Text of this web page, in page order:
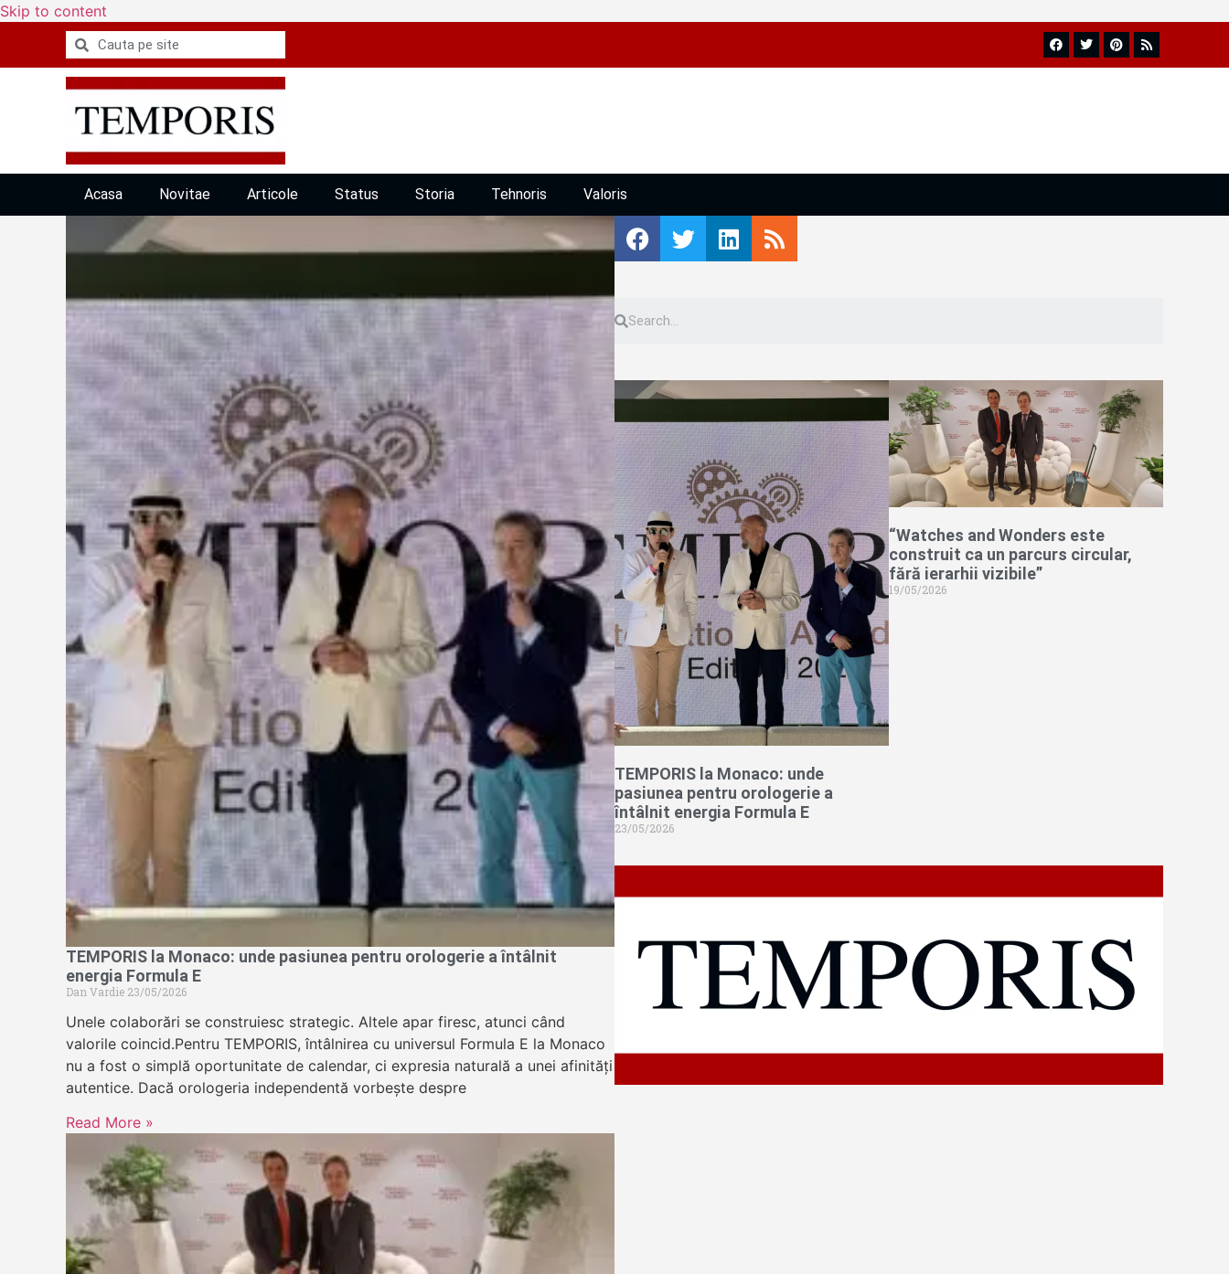
Skip to content
Acasa Novitae Articole Status Storia Tehnoris Valoris
TEMPORIS la Monaco: unde pasiunea pentru orologerie a întâlnit
energia Formula E
Dan Vardie 23/05/2026
Unele colaborări se construiesc strategic. Altele apar firesc, atunci când
valorile coincid.Pentru TEMPORIS, întâlnirea cu universul Formula E la Monaco
nu a fost o simplă oportunitate de calendar, ci expresia naturală a unei afinități
autentice. Dacă orologeria independentă vorbește despre
Read More »
TEMPORIS la Monaco: unde
pasiunea pentru orologerie a
întâlnit energia Formula E
23/05/2026
“Watches and Wonders este
construit ca un parcurs circular,
fără ierarhii vizibile”
19/05/2026